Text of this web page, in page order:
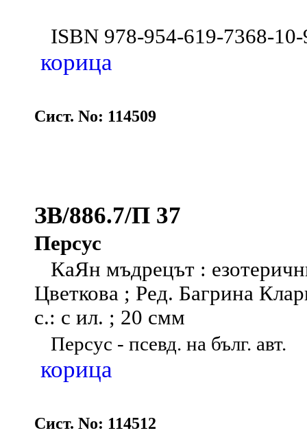
ISBN 978-954-619-7368-
корица
Сист. No: 114509
ЗВ/886.7/П 37
Персус
КаЯн мъдрецът :
Цветкова ; Ред. Багрина
с.: с ил. ; 20 смм
Персус - псевд. на бълг. авт.
корица
Сист. No: 114512